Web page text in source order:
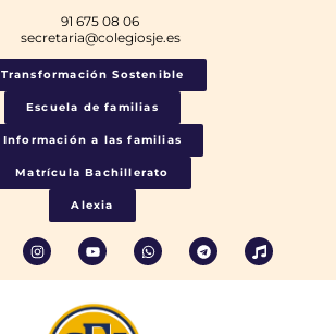
91 675 08 06
secretaria@colegiosje.es
Transformación Sostenible
Escuela de familias
Información a las familias
Matrícula Bachillerato
Alexia